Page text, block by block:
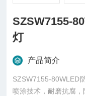
SZSW7155-
灯
产品简介
SZSW7155-80WLED
喷涂技术，耐磨抗腐，